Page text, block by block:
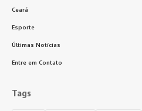
Ceará
Esporte
Últimas Notícias
Entre em Contato
Tags